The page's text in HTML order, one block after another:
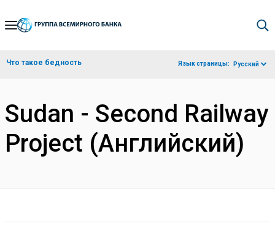
Skip
Navigation
Что такое бедность Язык страницы: Русский
Sudan - Second Railway
Project (Английский)